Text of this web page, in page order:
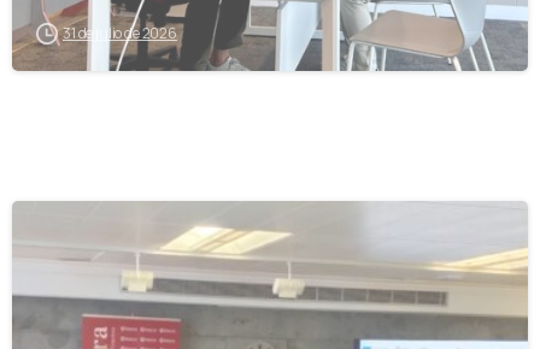
31 de julio de 2026